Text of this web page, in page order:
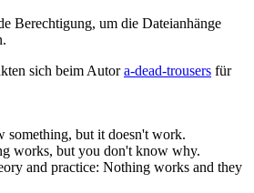
Berechtigung, um die Dateianhänge
sich beim Autora-dead-trousers für
something, but it doesn't work.
works, but you don't know why.
and practice: Nothing works and they